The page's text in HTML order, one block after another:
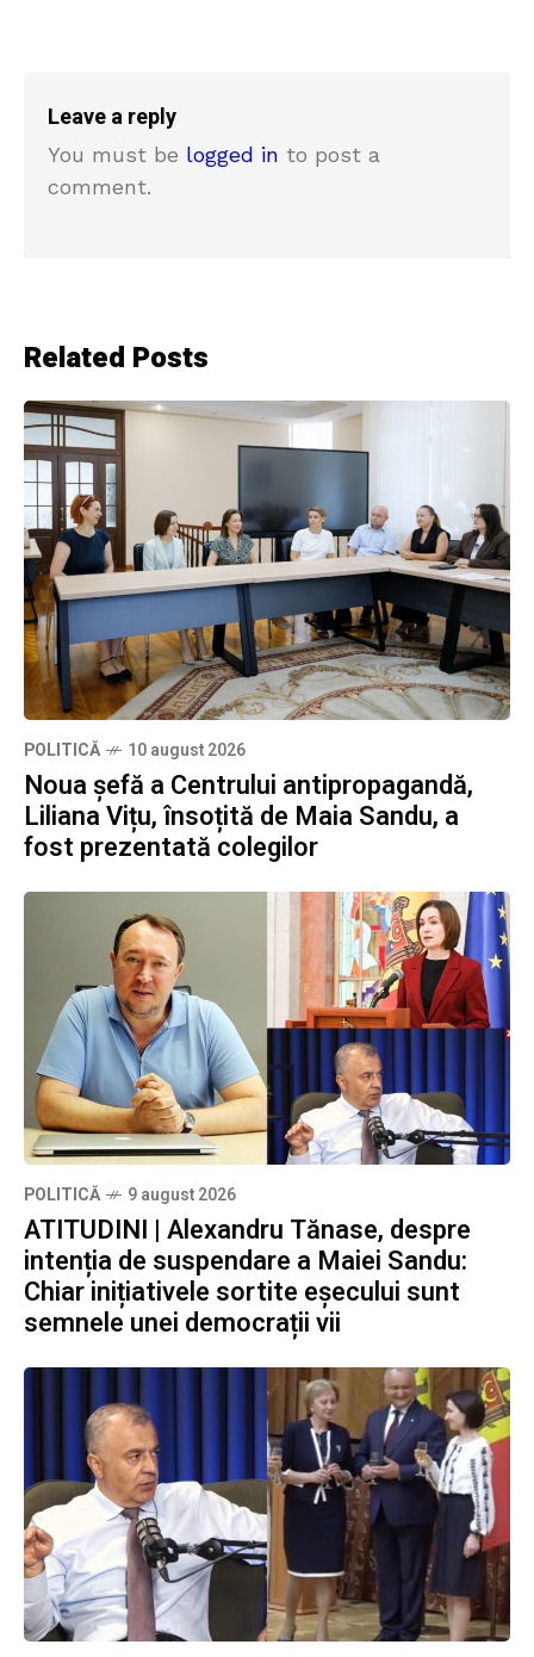
Leave a reply
You must be logged in to post a
comment.
Related Posts
POLITICĂ 10 august 2026
Noua șefă a Centrului antipropagandă,
Liliana Vițu, însoțită de Maia Sandu, a
fost prezentată colegilor
POLITICĂ 9 august 2026
ATITUDINI | Alexandru Tănase, despre
intenția de suspendare a Maiei Sandu:
Chiar inițiativele sortite eșecului sunt
semnele unei democrații vii